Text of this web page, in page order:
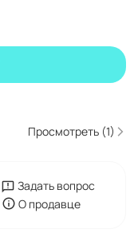
Просмотреть (1)
Задать вопрос
О продавце